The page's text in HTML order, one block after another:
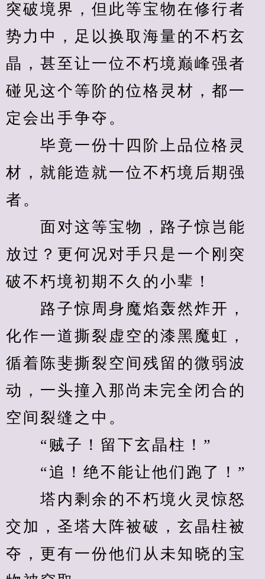
突破境界，但此等宝物在修行者
势力中，足以换取海量的不朽玄
晶，甚至让一位不朽境巅峰强者
碰见这个等阶的位格灵材，都一
定会出手争夺。
毕竟一份十四阶上品位格灵
材，就能造就一位不朽境后期强
者。
面对这等宝物，路子惊岂能
放过？更何况对手只是一个刚突
破不朽境初期不久的小辈！
路子惊周身魔焰轰然炸开，
化作一道撕裂虚空的漆黑魔虹，
循着陈斐撕裂空间残留的微弱波
动，一头撞入那尚未完全闭合的
空间裂缝之中。
“贼子！留下玄晶柱！”
“追！绝不能让他们跑了！”
塔内剩余的不朽境火灵惊怒
交加，圣塔大阵被破，玄晶柱被
夺，更有一份他们从未知晓的宝